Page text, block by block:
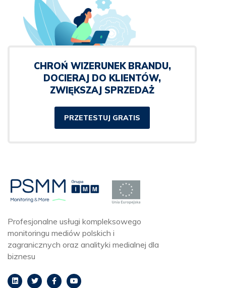
CHROŃ WIZERUNEK BRANDU,
DOCIERAJ DO KLIENTÓW,
ZWIĘKSZAJ SPRZEDAŻ
PRZETESTUJ GRATIS
Profesjonalne usługi kompleksowego
monitoringu mediów polskich i
zagranicznych oraz analityki medialnej dla
biznesu